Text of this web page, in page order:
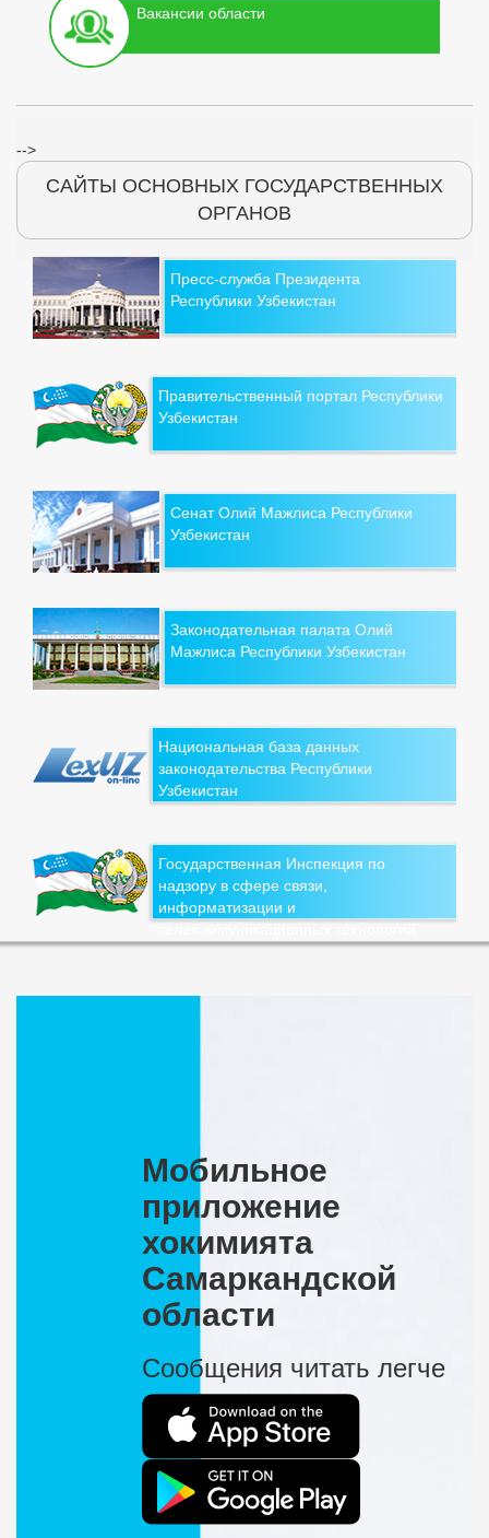
Вакансии области
-->
САЙТЫ ОСНОВНЫХ ГОСУДАРСТВЕННЫХ
ОРГАНОВ
Пресс-служба Президента
Республики Узбекистан
Правительственный портал Республики
Узбекистан
Сенат Олий Мажлиса Республики
Узбекистан
Законодательная палата Олий
Мажлиса Республики Узбекистан
Национальная база данных
законодательства Республики
Узбекистан
Государственная Инспекция по
надзору в сфере связи,
информатизации и
Мобильное
приложение
хокимията
Самаркандской
области
Сообщения читать легче